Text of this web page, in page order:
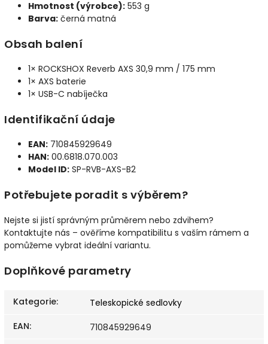
Hmotnost (výrobce): 553 g
Barva: černá matná
Obsah balení
1× ROCKSHOX Reverb AXS 30,9 mm / 175 mm
1× AXS baterie
1× USB-C nabíječka
Identifikační údaje
EAN: 710845929649
HAN: 00.6818.070.003
Model ID: SP-RVB-AXS-B2
Potřebujete poradit s výběrem?
Nejste si jistí správným průměrem nebo zdvihem?
Kontaktujte nás – ověříme kompatibilitu s vaším rámem a
pomůžeme vybrat ideální variantu.
Doplňkové parametry
Kategorie:
Teleskopické sedlovky
EAN:
710845929649